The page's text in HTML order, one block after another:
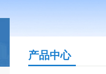
产品中心